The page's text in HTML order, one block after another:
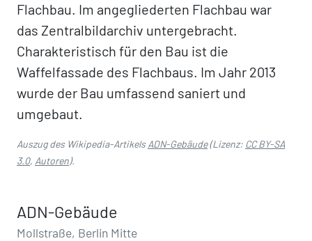
Flachbau. Im angegliederten Flachbau war
das Zentralbildarchiv untergebracht.
Charakteristisch für den Bau ist die
Waffelfassade des Flachbaus. Im Jahr 2013
wurde der Bau umfassend saniert und
umgebaut.
Auszug des Wikipedia-ArtikelsADN-Gebäude(Lizenz: CC BY-SA
3.0, Autoren).
ADN-Gebäude
Mollstraße, Berlin Mitte